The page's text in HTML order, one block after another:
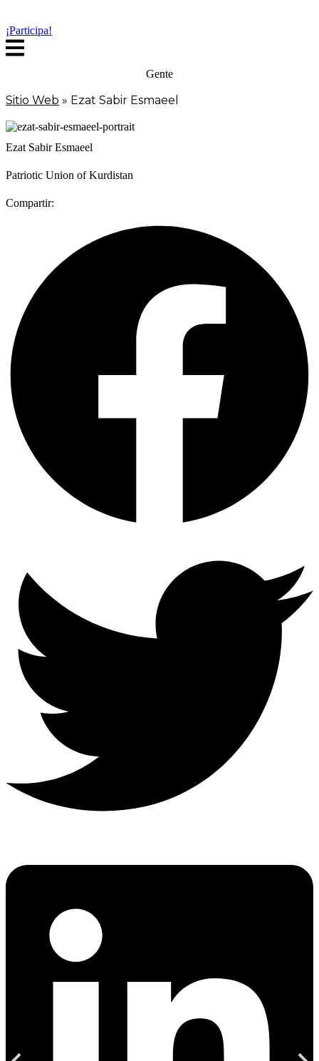
¡Participa!
Gente
Sitio Web » Ezat Sabir Esmaeel
Ezat Sabir Esmaeel
Patriotic Union of Kurdistan
Compartir: